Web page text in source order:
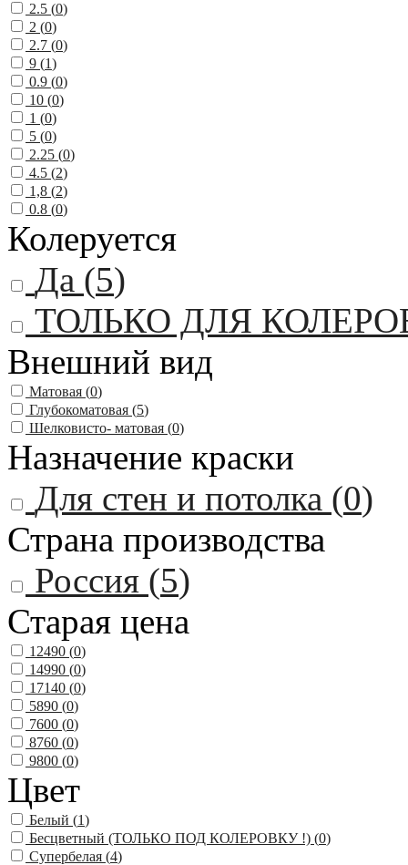
2.5 (0)
2 (0)
2.7 (0)
9 (1)
0.9 (0)
10 (0)
1 (0)
5 (0)
2.25 (0)
4.5 (2)
1,8 (2)
0.8 (0)
Колеруется
Да (5)
ТОЛЬКО ДЛЯ
Внешний вид
Матовая (0)
Глубокоматовая (5)
Шелковисто- матовая (0)
Назначение краски
Для стен и потолка (0)
Страна производства
Россия (5)
Старая цена
12490 (0)
14990 (0)
17140 (0)
5890 (0)
7600 (0)
8760 (0)
9800 (0)
Цвет
Белый (1)
Бесцветный (ТОЛЬКО ПОД КОЛЕРОВКУ !) (0)
Супербелая (4)